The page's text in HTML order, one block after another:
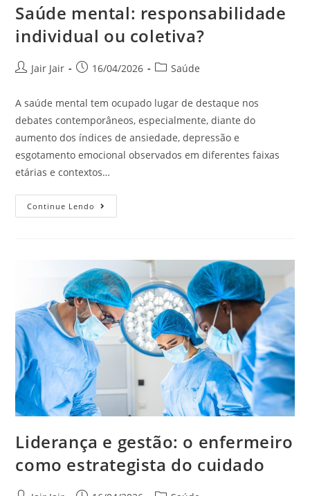
Saúde mental: responsabilidade
individual ou coletiva?
Jair Jair 16/04/2026 Saúde
A saúde mental tem ocupado lugar de destaque nos
debates contemporâneos, especialmente, diante do
aumento dos índices de ansiedade, depressão e
esgotamento emocional observados em diferentes faixas
etárias e contextos…
Continue Lendo
Liderança e gestão: o enfermeiro
como estrategista do cuidado